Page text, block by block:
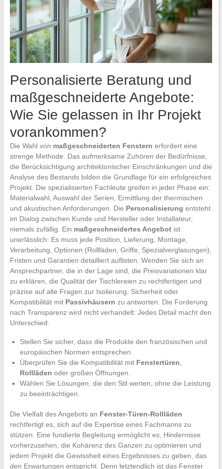
Personalisierte Beratung und
maßgeschneiderte Angebote:
Wie Sie gelassen in Ihr Projekt
vorankommen?
Die Wahl von maßgeschneiderten Fenstern erfordert eine
strenge Methode. Das aufmerksame Zuhören der Bedürfnisse,
die Berücksichtigung architektonischer Einschränkungen und die
Analyse des Bestands bilden die Grundlage für ein erfolgreiches
Projekt. Die spezialisierten Fachleute greifen in jeder Phase ein:
Materialwahl, Auswahl der Serien, Ermittlung der thermischen
und akustischen Anforderungen. Die Personalisierung entsteht
im Dialog zwischen Kunde und Hersteller oder Installateur,
niemals zufällig. Ein maßgeschneidertes Angebotist
unerlässlich: Es muss jede Position, Lieferung, Montage,
Verarbeitung, Optionen (Rollläden, Griffe, Spezialverglasungen),
Fristen und Garantien detailliert auflisten. Wenden Sie sich an
Ansprechpartner, die in der Lage sind, die Preisvariationen klar
zu erklären, die Qualität der Tischlereien zu rechtfertigen und
präzise auf alle Fragen zur Isolierung, Sicherheit oder
Kompatibilität mit Passivhäusern zu antworten. Die Forderung
nach Transparenz wird nicht verhandelt: Jedes Detail macht den
Unterschied.
Stellen Sie sicher, dass die Produkte den französischen und
europäischen Normen entsprechen.
Überprüfen Sie die Kompatibilität mit Fenstertüren
Rollläden oder großen Öffnungen.
Wählen Sie Lösungen, die den Stil werten, ohne die Leistung
zu beeinträchtigen.
Die Vielfalt des Angebots an Fenster-Türen-Rollläden
rechtfertigt es, sich auf die Expertise eines Fachmanns zu
stützen. Eine fundierte Begleitung ermöglicht es, Hindernisse
vorherzusehen, die Kohärenz des Ganzen zu optimieren und
jedem Projekt die Gewissheit eines Ergebnisses zu geben, das
den Erwartungen entspricht. Denn letztendlich ist das Fenster